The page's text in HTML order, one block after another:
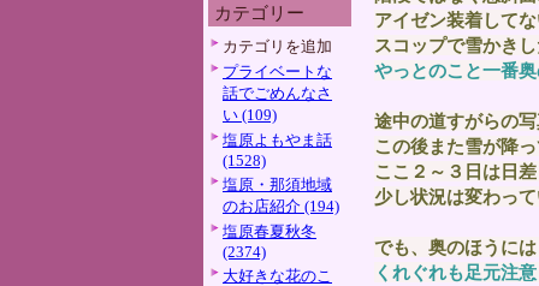
カテゴリー
カテゴリを追加
プライベートな
話でごめんなさ
い (109)
塩原よもやま話
(1528)
塩原・那須地域
のお店紹介 (194)
塩原春夏秋冬
(2374)
大好きな花のこ
アイゼン装着して
スコップで雪かき
やっとのこと一番
途中の道すがらの
この後また雪が降
ここ２～３日は日
少し状況は変わっ
でも、奥のほうに
くれぐれも足元注